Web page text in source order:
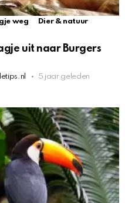
weg
Dier & natuur
uit naar Burgers
5 jaar geleden